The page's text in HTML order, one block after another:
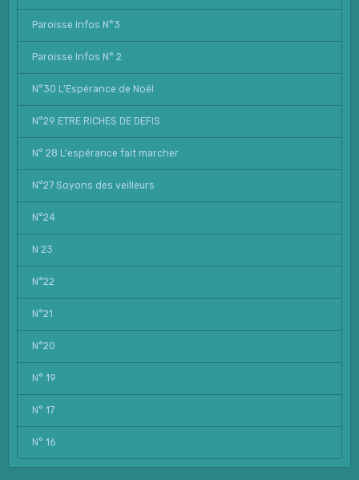
Paroisse Infos N°3
Paroisse Infos N° 2
N°30 L'Espérance de Noël
N°29 ETRE RICHES DE DEFIS
N° 28 L'espérance fait marcher
N°27 Soyons des veilleurs
N°24
N 23
N°22
N°21
N°20
N° 19
N° 17
N° 16